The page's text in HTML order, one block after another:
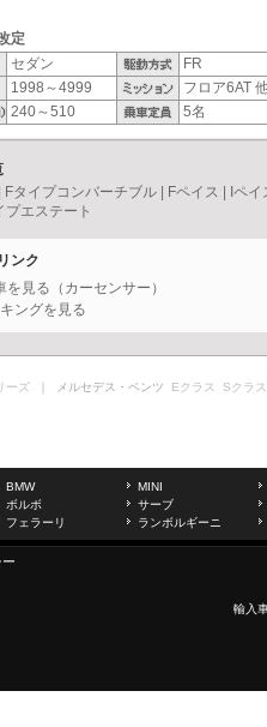
定
セダン
FR
1998～4999
フロア6AT
240～510
5名
Fタイプコンバーチブル Fペイス
Iペイ
プエステート
ンク
見る（カーセンサー）
ングを見る
ーズ ｜ メルセデス・ベンツ Eクラス Sクラス
BMW
MINI
ボルボ
サーブ
フェラーリ ランボルギーニ
輸入